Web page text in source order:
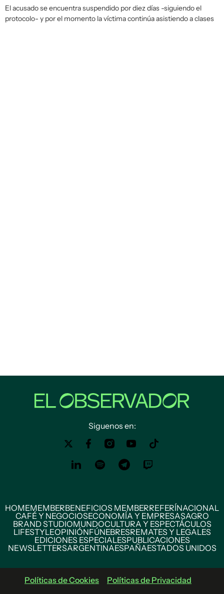
El acusado se encuentra suspendido por diez días -siguiendo el
protocolo- y por el momento la víctima continúa asistiendo a clases
Siguenos en:
HOMEMEMBERBENEFICIOS MEMBERREFERÍNACIONAL
CAFÉ Y NEGOCIOSECONOMÍA Y EMPRESASAGRO
BRAND STUDIOMUNDOCULTURA Y ESPECTÁCULOS
LIFESTYLEOPINIÓNFÚNEBRESREMATES Y LEGALES
EDICIONES ESPECIALESPUBLICACIONES
NEWSLETTERSARGENTINAESPAÑAESTADOS UNIDOS
Políticas de Cookies
Políticas de Privacidad